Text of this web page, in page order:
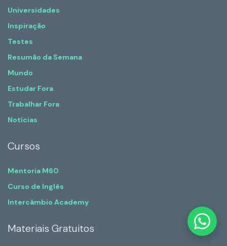
Universidades
Inspiração
Testes
Resumão da Semana
Mundo
Estudar Fora
Trabalhar Fora
Notícias
Cursos
Mentoria M60
Curso de Inglês
Intercâmbio Academy
Materiais Gratuitos